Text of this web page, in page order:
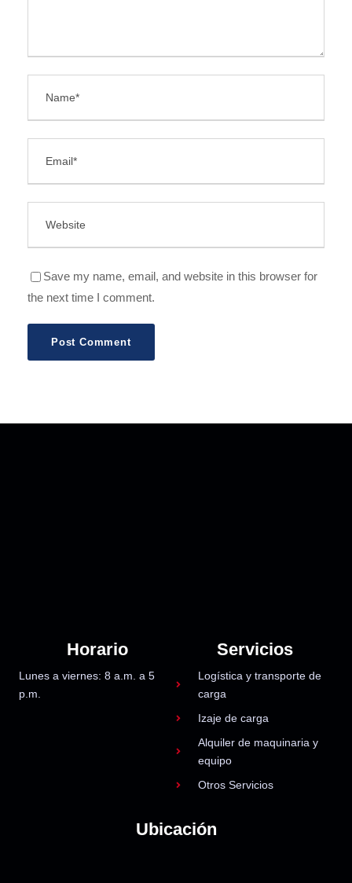
Save my name, email, and website in this browser for
the next time I comment.
Horario
Lunes a viernes: 8 a.m. a 5
p.m.
Servicios
Logística y transporte de
carga
Izaje de carga
Alquiler de maquinaria y
equipo
Otros Servicios
Ubicación